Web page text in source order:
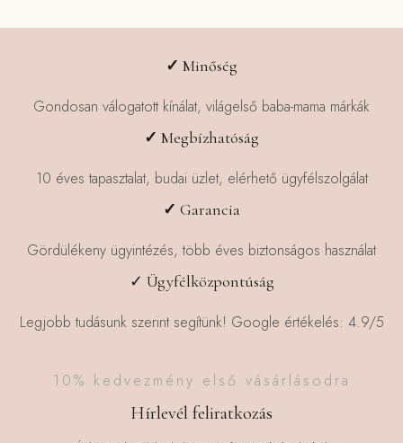
✓ Minőség
Gondosan válogatott kínálat, világelső baba-mama márkák
✓ Megbízhatóság
10 éves tapasztalat, budai üzlet, elérhető ügyfélszolgálat
✓ Garancia
Gördülékeny ügyintézés, több éves biztonságos használat
✓ Ügyfélközpontúság
Legjobb tudásunk szerint segítünk! Google értékelés: 4.9/5
10% kedvezmény első vásárlásodra
Hírlevél feliratkozás